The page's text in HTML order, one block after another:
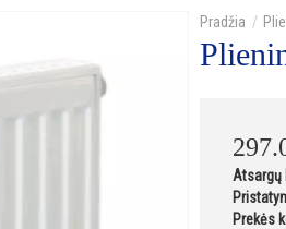
297.
Atsargų
Prekės